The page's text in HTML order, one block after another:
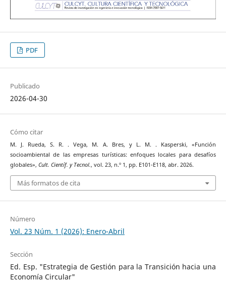
PDF
Publicado
2026-04-30
Cómo citar
M. J. Rueda, S. R. . Vega, M. A. Bres, y L. M. . Kasperski, «Función
socioambiental de las empresas turísticas: enfoques locales para desafíos
globales», Cult. Científ. y Tecnol., vol. 23, n.º 1, pp. E101-E118, abr. 2026.
Más formatos de cita
Número
Vol. 23 Núm. 1 (2026): Enero-Abril
Sección
Ed. Esp. "Estrategia de Gestión para la Transición hacia una
Economía Circular"